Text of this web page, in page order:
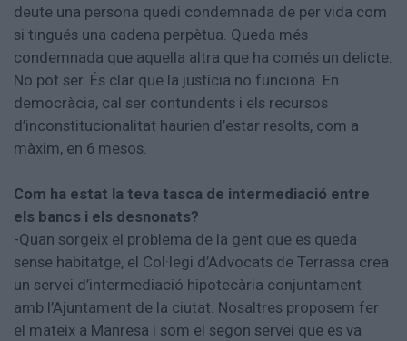
deute una persona quedi condemnada de per vida com
si tingués una cadena perpètua. Queda més
condemnada que aquella altra que ha comés un delicte.
No pot ser. És clar que la justícia no funciona. En
democràcia, cal ser contundents i els recursos
d’inconstitucionalitat haurien d’estar resolts, com a
màxim, en 6 mesos.
Com ha estat la teva tasca de intermediació entre
els bancs i els desnonats?
-Quan sorgeix el problema de la gent que es queda
sense habitatge, el Col·legi d’Advocats de Terrassa crea
un servei d’intermediació hipotecària conjuntament
amb l’Ajuntament de la ciutat. Nosaltres proposem fer
el mateix a Manresa i som el segon servei que es va